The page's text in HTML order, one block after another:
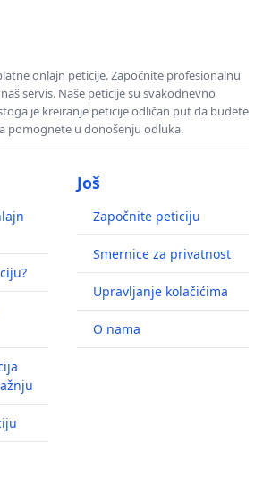
onlajn peticije. Započnite profesionalnu
servis. Naše peticije su svakodnevno
je kreiranje peticije odličan put da budete
pomognete u donošenju odluka.
Još
Započnite peticiju
Smernice za privatnost
Upravljanje kolačićima
O nama